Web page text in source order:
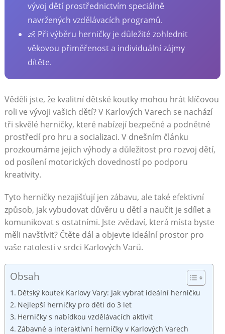
vývoj dětí prostřednictvím speciálně
navržených vzdělávacích programů.
👶 Při výběru herničky je důležité zohlednit
věkovou přiměřenost a individuální zájmy
dítěte.
Věděli jste, že kvalitní dětské koutky mohou hrát klíčovou
roli ve vývoji vašich dětí? V Karlových Varech se nachází
tři skvělé herničky, které nabízejí bezpečné a podnětné
prostředí pro hru a socializaci. V dnešním článku
prozkoumáme jejich výhody a důležitost pro rozvoj dětí,
od posílení motorických dovedností po podporu
kreativity.
Tyto herničky nezajišťují jen zábavu, ale také efektivní
způsob, jak vybudovat důvěru u dětí a naučit je sdílet a
komunikovat s ostatními. Jste zvědaví, která místa byste
měli navštívit? Čtěte dál a objevte ideální prostor pro
vaše ratolesti v srdci Karlových Varů.
Obsah
Dětský koutek Karlovy Vary: Jak vybrat ideální herničku
Nejlepší herničky pro děti do 3 let
Herničky s nabídkou vzdělávacích aktivit
Zábavné a interaktivní herničky v Karlových Varech